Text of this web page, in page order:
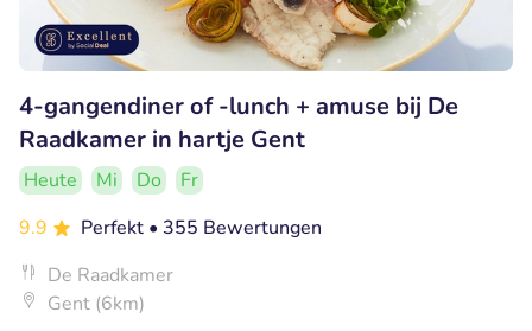
4-gangendiner of -lunch + amuse bij De
Raadkamer in hartje Gent
Heute Mi Do
Fr
9.9
Perfekt • 355 Bewertungen
De Raadkamer
Gent (6km)